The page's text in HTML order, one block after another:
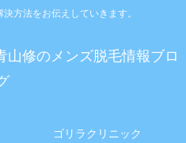
方法をお伝えしていきます。
山修のメンズ脱毛情報ブロ
ゴリラクリニック